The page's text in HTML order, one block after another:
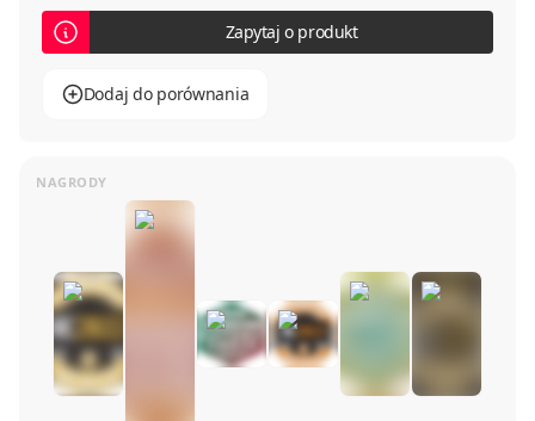
Zapytaj o produkt
Dodaj do porównania